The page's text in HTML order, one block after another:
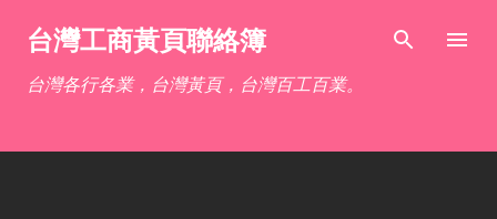
跳到主要內容
台灣工商黃頁聯絡簿
台灣各行各業，台灣黃頁，台灣百工百業。